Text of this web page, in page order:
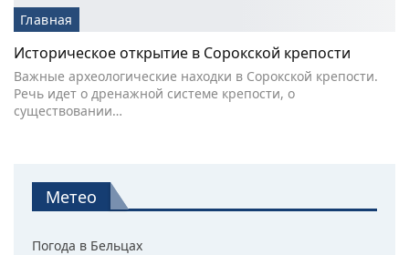
Главная
Историческое открытие в Сорокской крепости
Важные археологические находки в Сорокской крепости.
Речь идет о дренажной системе крепости, о
существовании…
Метео
Погода в Бельцах